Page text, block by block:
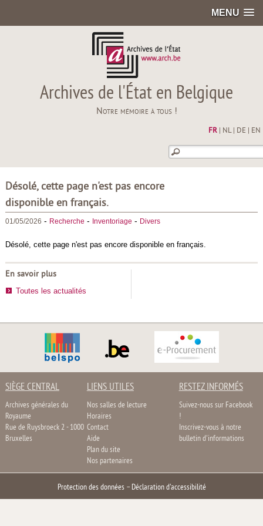
MENU
Archives de l'État en Belgique
Notre mémoire à tous !
FR| NL| DE EN
Désolé, cette page n'est pas encore
disponible en français.
01/05/2026 - Recherche - Inventoriage - Divers
Désolé, cette page n'est pas encore disponible en français.
En savoir plus
Toutes les actualités
SIÈGE CENTRAL
Archives générales du
Royaume
Rue de Ruysbroeck 2 - 1000
Bruxelles
LIENS UTILES
Nos salles de lecture
Horaires
Contact
Aide
Plan du site
Nos partenaires
RESTEZ INFORMÉS
Suivez-nous sur Facebook
!
Inscrivez-vous à notre
bulletin d'informations
Protection des données– Déclaration d'accessibilité